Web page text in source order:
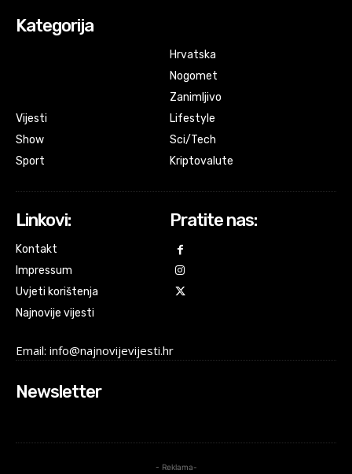
Kategorija
Vijesti
Show
Sport
Hrvatska
Nogomet
Zanimljivo
Lifestyle
Sci/Tech
Kriptovalute
Linkovi:
Kontakt
Impressum
Uvjeti korištenja
Najnovije vijesti
Pratite nas:
Email: info@najnovijevijesti.hr
Newsletter
- Reklama-